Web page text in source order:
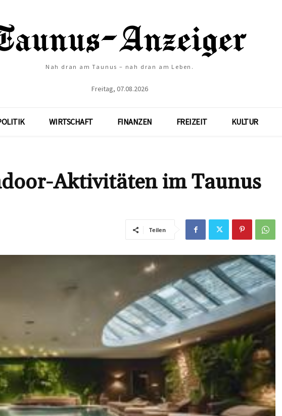
Nah dran am Taunus – nah dran am Leben.
Freitag, 07.08.2026
WIRTSCHAFT FINANZEN FREIZEIT KULTUR
Aktivitäten im Taunus
Teilen